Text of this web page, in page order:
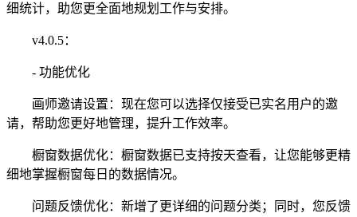
细统计，助您更全面地规划工作与安排。
v4.0.5：
- 功能优化
画师邀请设置：现在您可以选择仅接受已实名用户的邀
请，帮助您更好地管理，提升工作效率。
橱窗数据优化：橱窗数据已支持按天查看，让您能够更精
细地掌握橱窗每日的数据情况。
问题反馈优化：新增了更详细的问题分类；同时，您反馈